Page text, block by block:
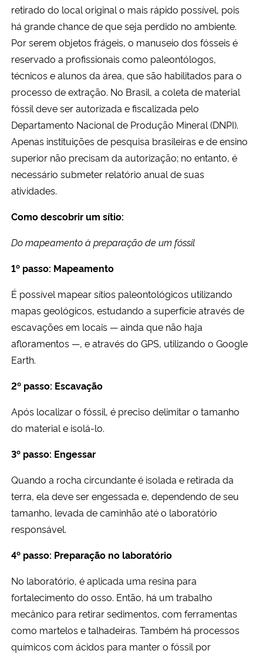
retirado do local original o mais rápido possível, pois
há grande chance de que seja perdido no ambiente.
Por serem objetos frágeis, o manuseio dos fósseis é
reservado a profissionais como paleontólogos,
técnicos e alunos da área, que são habilitados para o
processo de extração. No Brasil, a coleta de material
fóssil deve ser autorizada e fiscalizada pelo
Departamento Nacional de Produção Mineral (DNPI).
Apenas instituições de pesquisa brasileiras e de ensino
superior não precisam da autorização; no entanto, é
necessário submeter relatório anual de suas
atividades.
Como descobrir um sítio:
Do mapeamento à preparação de um fóssil
1º passo: Mapeamento
É possível mapear sítios paleontológicos utilizando
mapas geológicos, estudando a superfície através de
escavações em locais — ainda que não haja
afloramentos —, e através do GPS, utilizando o Google
Earth.
2º passo: Escavação
Após localizar o fóssil, é preciso delimitar o tamanho
do material e isolá-lo.
3º passo: Engessar
Quando a rocha circundante é isolada e retirada da
terra, ela deve ser engessada e, dependendo de seu
tamanho, levada de caminhão até o laboratório
responsável.
4º passo: Preparação no laboratório
No laboratório, é aplicada uma resina para
fortalecimento do osso. Então, há um trabalho
mecânico para retirar sedimentos, com ferramentas
como martelos e talhadeiras. Também há processos
químicos com ácidos para manter o fóssil por